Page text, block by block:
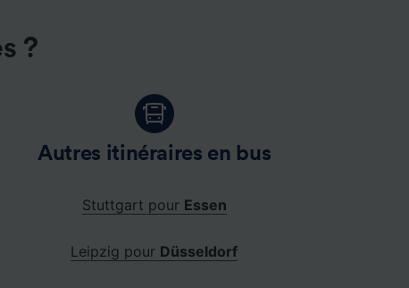
?
Autres itinéraires en bus
Stuttgart pour Essen
Leipzig pour Düsseldorf